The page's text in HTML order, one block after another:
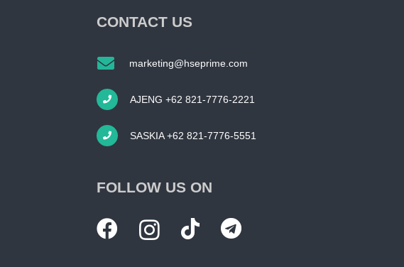
CONTACT US
marketing@hseprime.com
AJENG +62 821-7776-2221
SASKIA +62 821-7776-5551
FOLLOW US ON